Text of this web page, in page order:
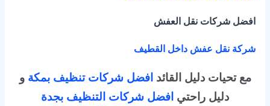
افضل شركات نقل العفش
شركة نقل عفش داخل القطيف
مع تحيات دليل القائد افضل شركات تنظيف بمكة و
دليل راحتي افضل شركات التنظيف بجدة